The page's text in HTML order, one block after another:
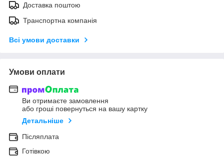
Доставка поштою
Транспортна компанія
Всі умови доставки
Умови оплати
Ви отримаєте замовлення
або гроші повернуться на вашу картку
Детальніше
Післяплата
Готівкою